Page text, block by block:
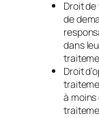
Droit
de
dans
Droit
à